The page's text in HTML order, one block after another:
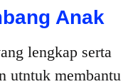
Anak
lengkap serta
utntuk membantu